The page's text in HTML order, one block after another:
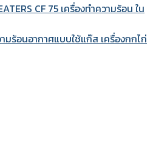
CF 75 เครื่องทำความร้อน ใน
มร้อนอากาศแบบใช้แก๊ส เครื่องกกไก่